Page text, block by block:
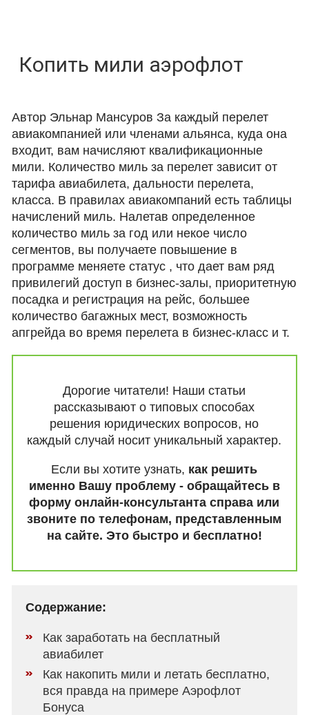
Копить мили аэрофлот
Автор Эльнар Мансуров За каждый перелет
авиакомпанией или членами альянса, куда она
входит, вам начисляют квалификационные
мили. Количество миль за перелет зависит от
тарифа авиабилета, дальности перелета,
класса. В правилах авиакомпаний есть таблицы
начислений миль. Налетав определенное
количество миль за год или некое число
сегментов, вы получаете повышение в
программе меняете статус , что дает вам ряд
привилегий доступ в бизнес-залы, приоритетную
посадка и регистрация на рейс, большее
количество багажных мест, возможность
апгрейда во время перелета в бизнес-класс и т.
Дорогие читатели! Наши статьи
рассказывают о типовых способах
решения юридических вопросов, но
каждый случай носит уникальный характер.
Если вы хотите узнать, как решить
именно Вашу проблему - обращайтесь в
форму онлайн-консультанта справа или
звоните по телефонам, представленным
на сайте. Это быстро и бесплатно!
Содержание:
Как заработать на бесплатный
авиабилет
Как накопить мили и летать бесплатно,
вся правда на примере Аэрофлот
Бонуса